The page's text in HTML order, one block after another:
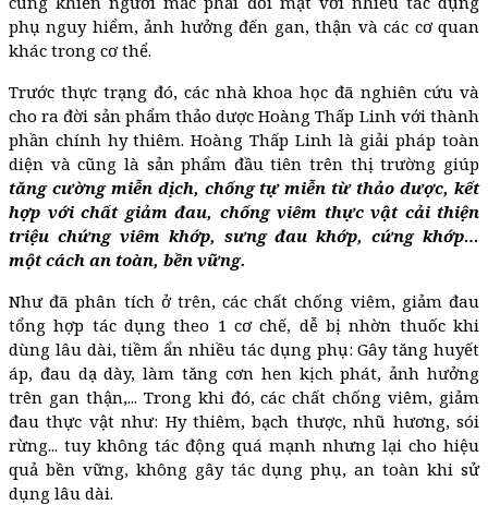
phụ nguy hiểm, ảnh hưởng đến gan, thận và các cơ quan
khác trong cơ thể.
Trước thực trạng đó, các nhà khoa học đã nghiên cứu và
cho ra đời sản phẩm thảo dược Hoàng Thấp Linh với thành
phần chính hy thiêm. Hoàng Thấp Linh là giải pháp toàn
diện và cũng là sản phẩm đầu tiên trên thị trường giúp
tăng cường miễn dịch, chống tự miễn từ thảo dược, kết
hợp với chất giảm đau, chống viêm thực vật cải thiện
triệu chứng viêm khớp, sưng đau khớp, cứng khớp…
một cách an toàn, bền vững.
Như đã phân tích ở trên, các chất chống viêm, giảm đau
tổng hợp tác dụng theo 1 cơ chế, dễ bị nhờn thuốc khi
dùng lâu dài, tiềm ẩn nhiều tác dụng phụ: Gây tăng huyết
áp, đau dạ dày, làm tăng cơn hen kịch phát, ảnh hưởng
trên gan thận,... Trong khi đó, các chất chống viêm, giảm
đau thực vật như: Hy thiêm, bạch thược, nhũ hương, sói
rừng... tuy không tác động quá mạnh nhưng lại cho hiệu
quả bền vững, không gây tác dụng phụ, an toàn khi sử
dụng lâu dài.